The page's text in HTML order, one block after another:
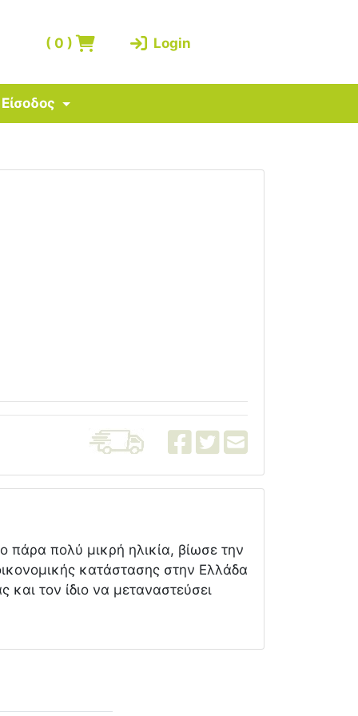
(0 ) Login
Είσοδος
πάρα πολύ μικρή ηλικία, βίωσε την
κατάστασης στην Ελλάδα
και τον ίδιο να μεταναστεύσει